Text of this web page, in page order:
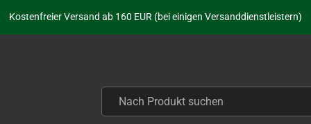
Seit über 20 Jahren Deine Anlaufstelle für neue Retro-Hardware!
Seit über 20 Jahren Deine Anlaufstelle für neue Retro-Hardware!
Täglicher Versand Mo - Fr aus Deutschland - zollfrei innerhalb der EU!
nicht nur - wir KENNEN unsere Produkte. Du brauchst Hilfe? Dann